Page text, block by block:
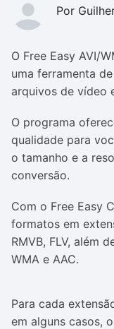
Por
O Free Easy AVI/
uma ferramenta
arquivos de vídeo
O programa
qualidade para
o tamanho e a
conversão.
Com o Free Easy
formatos em
RMVB, FLV, além
WMA e AAC.
Para cada
em alguns casos,